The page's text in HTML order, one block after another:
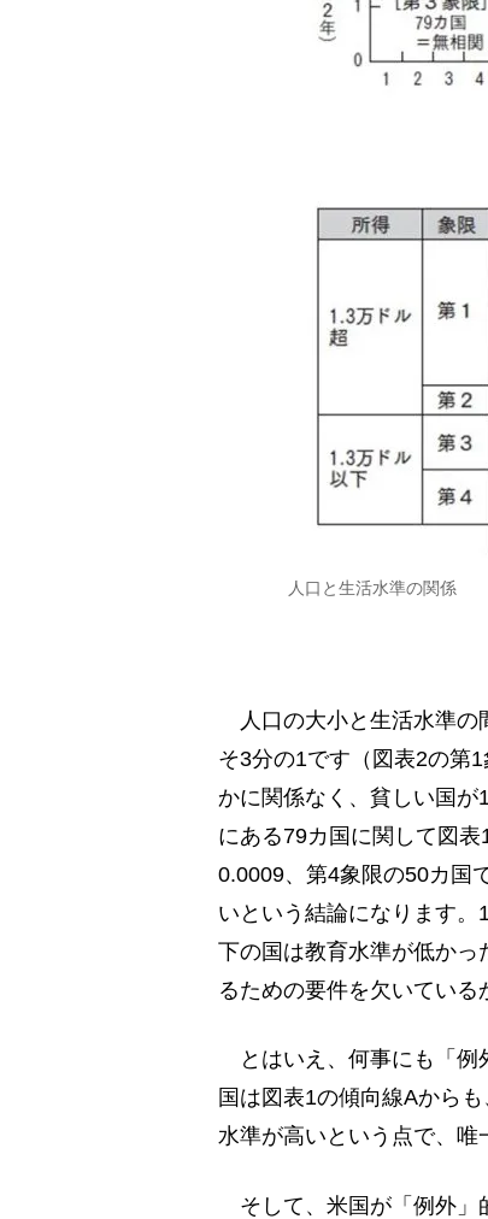
人口と生活水準の関係
人口の大小と生活水準の
そ3分の1です（図表2の第
かに関係なく、貧しい国が
にある79カ国に関して図
0.0009、第4象限の50カ国
いという結論になります
下の国は教育水準が低か
るための要件を欠いている
とはいえ、何事にも「例
国は図表1の傾向線Aから
水準が高いという点で、唯
そして、米国が「例外」